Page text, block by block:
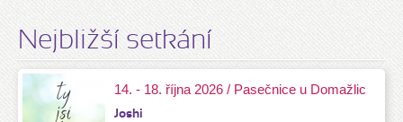
Nejbližší setkání
14. - 18. října 2026 / Pasečnice u Domažlic
Joshi